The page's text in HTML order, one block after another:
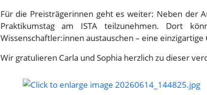
Für die Preisträgerinnen geht es weiter: Neben der
Praktikumstag am ISTA teilzunehmen. Dort
Wissenschaftler:innen austauschen – eine
Wir gratulieren Carla und Sophia herzlich zu dieser